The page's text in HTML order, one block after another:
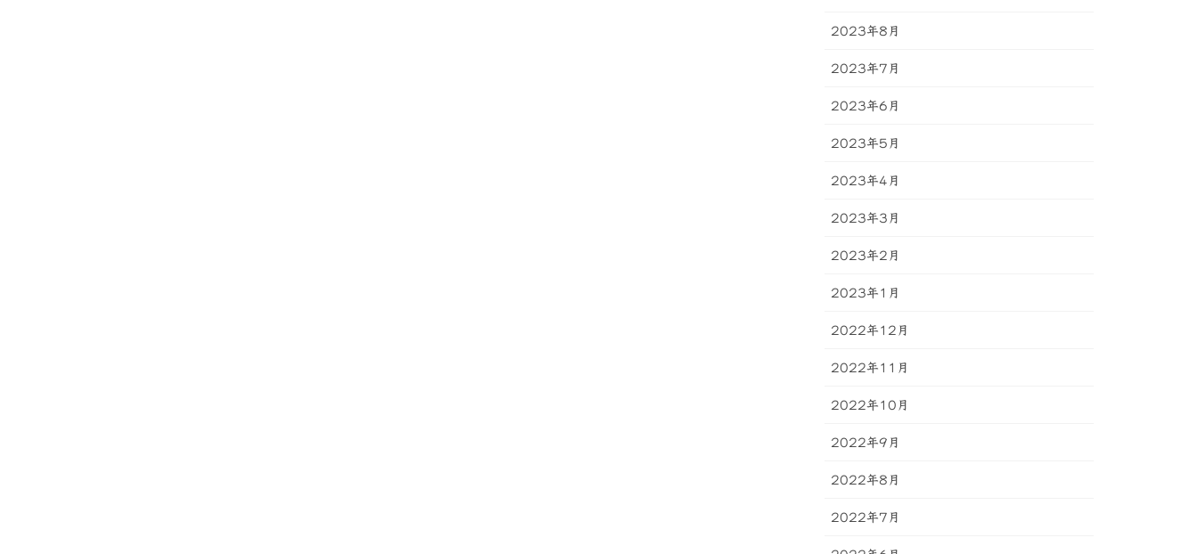
2023年8月
2023年7月
2023年6月
2023年5月
2023年4月
2023年3月
2023年2月
2023年1月
2022年12月
2022年11月
2022年10月
2022年9月
2022年8月
2022年7月